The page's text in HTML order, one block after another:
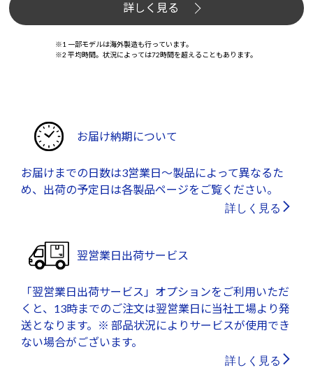
詳しく見る
※1 一部モデルは海外製造も行っています。
※2 平均時間。状況によっては72時間を超えることもあります。
お届け納期について
お届けまでの日数は3営業日～製品によって異なるた
め、出荷の予定日は各製品ページをご覧ください。
詳しく見る
翌営業日出荷サービス
「翌営業日出荷サービス」オプションをご利用いただ
くと、13時までのご注文は翌営業日に当社工場より発
送となります。※ 部品状況によりサービスが使用でき
ない場合がございます。
詳しく見る